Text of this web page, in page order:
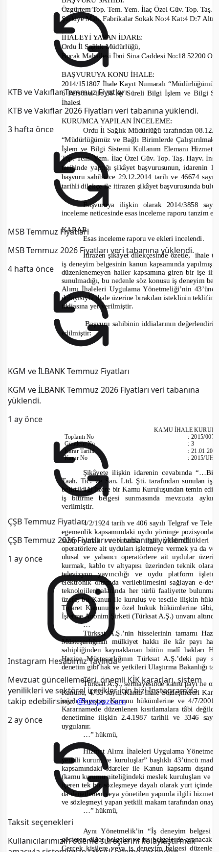
KTB ve Vakıflar Temmuz Fiyatları
KTB ve Vakıflar 2026 Fiyatları veri tabanına yüklendi.
3 hafta önce
MSB Temmuz Fiyatları
MSB Temmuz 2026 Fiyatları veri tabanına yüklendi.
4 hafta önce
KGM ve İLBANK Temmuz Fiyatları
KGM ve İLBANK Temmuz 2026 Fiyatları veri tabanına
yüklendi.
1 ay önce
ÇŞB Temmuz Fiyatları
ÇŞB Temmuz 2026 Fiyatları veri tabanına yüklendi.
1 ay önce
Instagram Hesabımız Yayında
Mevzuat güncellemeleri, önemli KİK kararları, sistem
yenilikleri ve sektörel içerikler için bizi Instagram’da
takip edebilirsiniz:@herpozcom
2 ay önce
Taksit seçenekleri
Kullanıcılarımızın ödeme süreçlerini kolaylaştırmak
Özgürtem Top. Tem. Yem. İlaç Özel Güv. Top.
Şarkiye Mah. Fabrikalar Sokak No:4 Kat:4 D:7
İHALEYİ YAPAN İDARE:
Ordu İl Sağlık Müdürlüğü,
Bucak Mahallesi İbni Sina Caddesi No:18 52200
BAŞVURUYA KONU İHALE:
2014/151807 İhale Kayıt Numaralı
6 Personel ile 36 Ay Süreli Bilgi İşlem ve Bilgi
İhalesi
KURUMCA YAPILAN İNCELEME:
Ordu İl Sağlık Müdürlüğü tarafından
“Müdürlüğümüz ve Bağlı Birimlerde
İşlem ve Bilgi Sistemi Kullanım Elemanı Hizmet
Top. Tem. Yem. İlaç Özel Güv. Top. Taş. Hayv.
tarihinde yaptığı şikâyet başvurusunun, idarenin
başvuru sahibince 29.12.2014 tarih ve 46674sayı
tarihli dilekçe ile itirazen şikâyet başvurusunda
Başvuruya ilişkin olarak 2014/3858
inceleme neticesinde esas inceleme raporu tanzim
KARAR:
Esas inceleme raporu ve ekleri incelendi.
İtirazen şikâyet dilekçesinde özetle, ihale
iş deneyim belgesinin kanun kapsamında
düzenlenemeyen haller kapsamına giren bir işe
sunulmadığı, bu nedenle söz konusu iş deneyim
Alımı İhaleleri Uygulama Yönetmeliği’nin
dolayısıyla ihale üzerine bırakılan isteklinin
ddiasına yer verilmiştir.
Başvuru sahibinin iddialarının
edilmiştir:
KAMU İHALE
ToplantıNo
Gündem No
Karar Tarihi
Karar No
:2015/007
:3
:
:2015/
Şikâyete ilişkin idarenin cevabında
Taah. Tic. ve San. Ltd. Şti. tarafından sunulan
belirtildiği üzere bir Kamu Kuruluşundan temin
iş bitirme belgesi sunmasında mevzuata
verilmiştir.
4/2/1924 tarih ve 406 sayılı Telgraf ve
egemenlik kapsamındaki uydu yörünge
sahip olmak ve bununla ilgili yükümlülükleri
operatörlere ait uyduları işletmeye vermek ya da
ulusal ve yabancı operatörlere ait uydular
kurmak, kablo tv altyapısı üzerinden teknik
televizyon yayıncılığı ve uydu platform
elektronik ortamda verilebilmesini sağlayan e-
teknolojileri alanında her türlü faaliyette
üzere, bu Kanun ile kuruluş ve tescile ilişkin
Ticaret Kanunu ve özel hukuk hükümlerine
İşletme Anonim Şirketi (Türksat A.Ş.) unvanı
…
Türksat A.Ş.’nin hisselerinin tamamı
Müsteşarlığının mülkiyet hakkı ile kâr payı
sahipliğinden kaynaklanan bütün malî hakları
Hazine Müsteşarlığının Türksat A.Ş.’deki
denetim gibi hak ve yetkileri Ulaştırma Bakanlığı
…
Türksat A.Ş., sermayesinde kamu payı ne
Kanunu, 4735 sayılı Kamu İhale Sözleşmeleri
sayılı Sayıştay Kanunu hükümlerine ve 4/7/
Kararnamede düzenlenen kısıtlamalara tâbi
denetimine ilişkin 2.4.1987 tarihli ve 3346
uygulanır.
…”hükmü,
Hizmet Alımı İhaleleri Uygulama
yetkili kurum ve kuruluşlar” başlıklı 43’üncü
kapsamındaki idareler ile Kanun kapsamı
(kamu kurumu niteliğindeki meslek kuruluşları ve
içeren tek bir sözleşmeye dayalı olarak yurt
da denetlenen veya yönetilen yapımla ilgili
ve sözleşmeyi yapan yetkili makam tarafından
…”hükmü,
Aynı Yönetmelik’in “İş deneyim
gösteren diğer belgeler ve bu belgelerde aranacak k
Gerçek kişilere veya iş deneyim belgesi